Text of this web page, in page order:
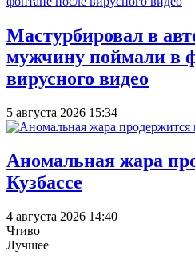
Мастурбировал в
мужчину поймали в
вирусного видео
5 августа 2026 15:34
Аномальная жара
Кузбассе
4 августа 2026 14:40
Чтиво
Лучшее